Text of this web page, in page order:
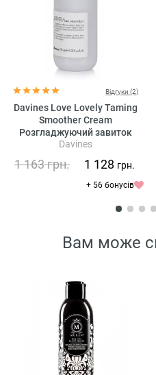
Відгуки (2)
Davines Love Lovely Taming
Smoother Cream
Розгладжуючий завиток
Крем для волосся
Davines
1 163грн. 1 128 грн.
+ 56 бонусів
Вам може